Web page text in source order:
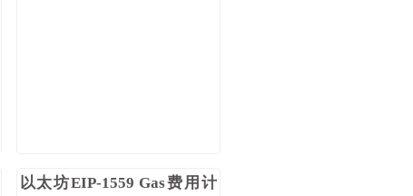
以太坊EIP-1559 Gas费用计